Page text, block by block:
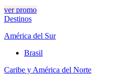
ver promo
Destinos
América del Sur
Brasil
Caribe y América del Norte